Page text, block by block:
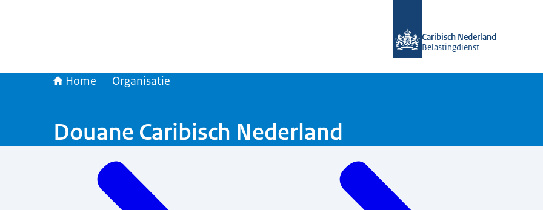
Caribisch Nederland
Belastingdienst
Home Organisatie
Douane Caribisch Nederland